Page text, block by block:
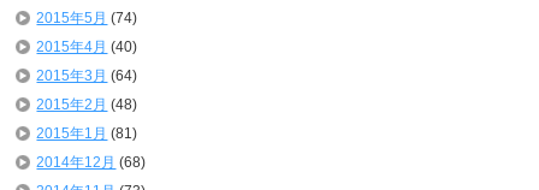
2015年5月 (74)
2015年4月 (40)
2015年3月 (64)
2015年2月 (48)
2015年1月 (81)
2014年12月 (68)